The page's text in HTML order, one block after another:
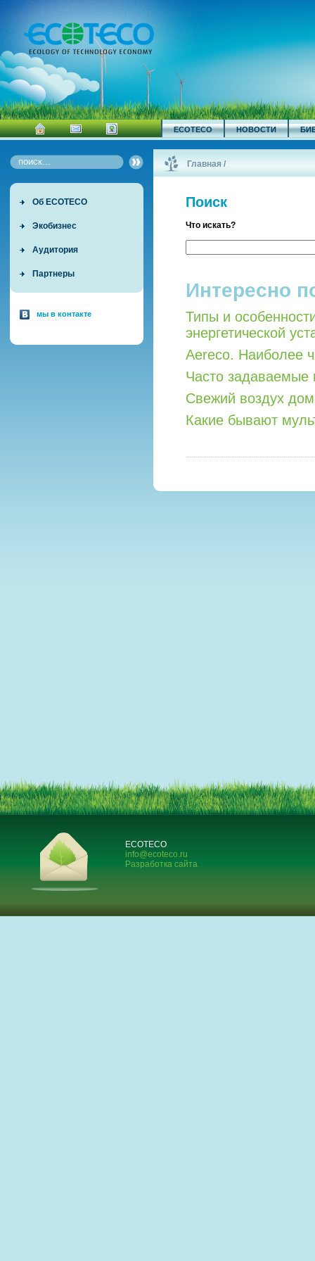
ECOTECO НОВОСТИ
Об ECOTECO
Экобизнес
Аудитория
Партнеры
мы в контакте
Главная /
Поиск
Что искать?
Интересно
Типы и
энергетической
Aereco. Наиболее
Часто задаваемые
Свежий воздух
Какие бывают
ECOTECO
info@ecoteco.ru
Разработка сайта